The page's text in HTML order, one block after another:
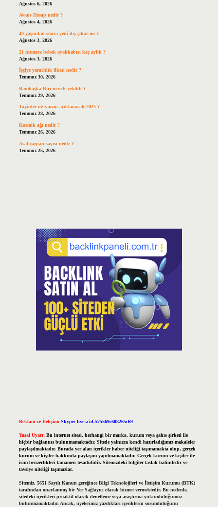
Ağustos 6, 2026
Avans Hesap nedir ?
Ağustos 4, 2026
40 yaşından sonra yeni diş çıkar mı ?
Ağustos 3, 2026
21 numara bebek ayakkabısı kaç aylık ?
Ağustos 3, 2026
İşçiye yararlılık ilkesi nedir ?
Temmuz 30, 2026
Bambaşka Biri nerede çekildi ?
Temmuz 29, 2026
Tayinler ne zaman açıklanacak 2025 ?
Temmuz 28, 2026
Kozmik ağı nedir ?
Temmuz 26, 2026
Asal çarpan sayısı nedir ?
Temmuz 25, 2026
Reklam ve İletişim: Skype: live:.cid.575569c608265c69
Yasal Uyarı: Bu internet sitesi, herhangi bir marka, kurum veya şahıs şirketi ile
hiçbir bağlantısı bulunmamaktadır. Sitede yalnızca kendi hazırladığımız makaleler
paylaşılmaktadır. Burada yer alan içerikler haber niteliği taşımamakta olup, gerçek
kurum ve kişiler hakkında paylaşım yapılmamaktadır. Gerçek kurum ve kişiler ile
isim benzerlikleri tamamen tesadüfidir. Sitemizdeki bilgiler taslak halindedir ve
tavsiye niteliği taşımazlar.
Sitemiz, 5651 Sayılı Kanun gereğince Bilgi Teknolojileri ve İletişim Kurumu (BTK)
tarafından onaylanmış bir Yer Sağlayıcı olarak hizmet vermektedir. Bu nedenle,
sitedeki içerikleri proaktif olarak denetleme veya araştırma yükümlülüğümüz
bulunmamaktadır. Ancak, üyelerimiz yazdıkları içeriklerin sorumluluğunu